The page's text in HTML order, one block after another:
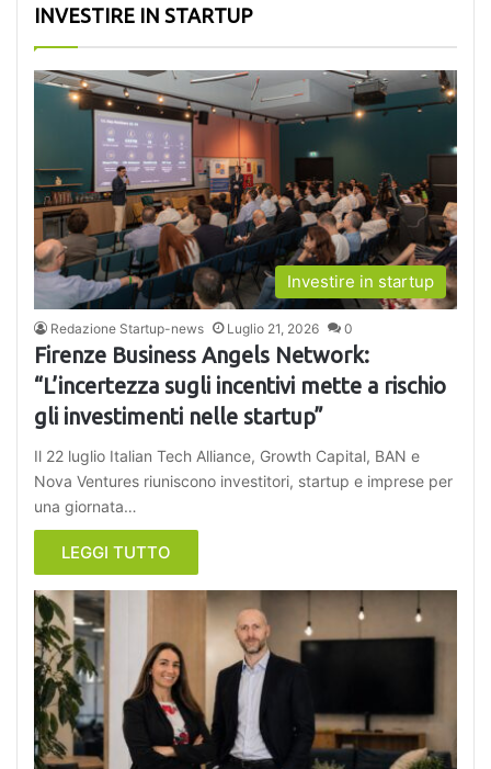
INVESTIRE IN STARTUP
Investire in startup
Redazione Startup-news Luglio 21, 2026 0
Firenze Business Angels Network:
“L’incertezza sugli incentivi mette a rischio
gli investimenti nelle startup”
Il 22 luglio Italian Tech Alliance, Growth Capital, BAN e
Nova Ventures riuniscono investitori, startup e imprese per
una giornata…
LEGGI TUTTO